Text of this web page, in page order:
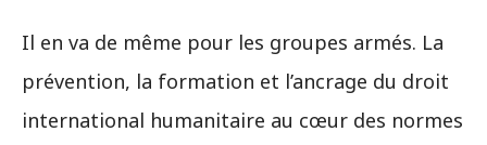
Il en va de même pour les groupes armés. La
prévention, la formation et l’ancrage du droit
international humanitaire au cœur des normes